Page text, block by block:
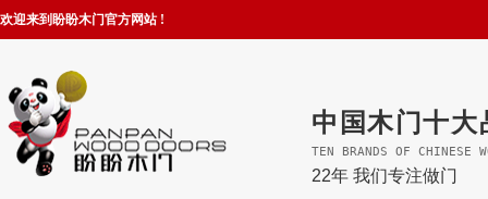
欢迎来到盼盼木门官方网站 !
中国木门十大
TEN BRANDS OF CHINESE
22年 我们专注做门